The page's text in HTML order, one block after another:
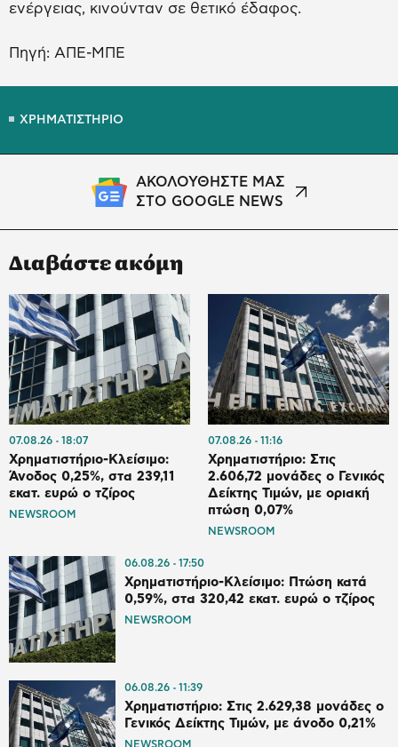
ενέργειας, κινούνταν σε θετικό έδαφος.
Πηγή: ΑΠΕ-ΜΠΕ
ΧΡΗΜΑΤΙΣΤΗΡΙΟ
ΑΚΟΛΟΥΘΗΣΤΕ ΜΑΣ
ΣΤΟ GOOGLE NEWS
Διαβάστε ακόμη
07.08.26 18:07
Χρηματιστήριο-Κλείσιμο:
Άνοδος 0,25%, στα 239,11
εκατ. ευρώ ο τζίρος
NEWSROOM
07.08.26 11:16
Χρηματιστήριο: Στις
2.606,72 μονάδες ο Γενικός
Δείκτης Τιμών, με οριακή
πτώση 0,07%
NEWSROOM
06.08.26 17:50
Χρηματιστήριο-Κλείσιμο: Πτώση κατά
0,59%, στα 320,42 εκατ. ευρώ ο τζίρος
NEWSROOM
06.08.26 11:39
Χρηματιστήριο: Στις 2.629,38 μονάδες ο
Γενικός Δείκτης Τιμών, με άνοδο 0,21%
NEWSROOM